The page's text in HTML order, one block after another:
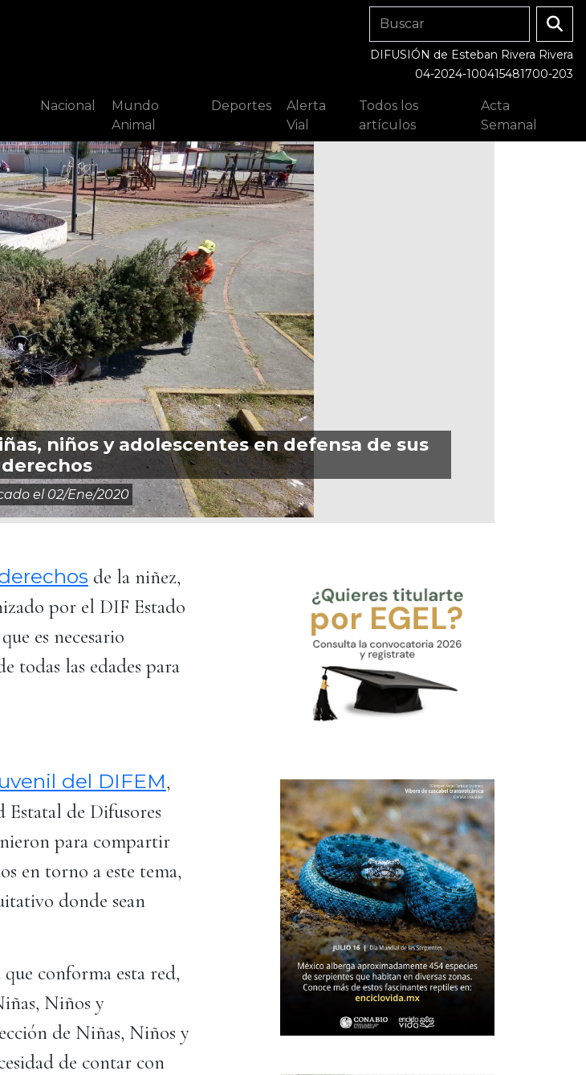
DIFUSIÓN de Esteban Rivera Rivera
04-2024-100415481700-203
Nacional
Mundo
Animal
Deportes
Alerta
Vial
Todos los
artículos
Acta
Semanal
niños y adolescentes en defensa de sus
derechos
el 02/ene/2020
de la niñez,
por el DIF Estado
es necesario
todas las edades para
del DIFEM,
Estatal de Difusores
para compartir
en torno a este tema,
donde sean
conforma esta red,
Niños y
de Niñas, Niños y
de contar con